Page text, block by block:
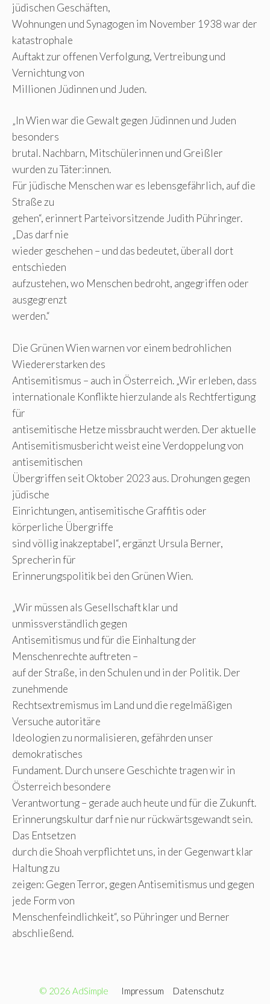
jüdischen Geschäften,
Wohnungen und Synagogen im November 1938 war der
katastrophale
Auftakt zur offenen Verfolgung, Vertreibung und
Vernichtung von
Millionen Jüdinnen und Juden.
„In Wien war die Gewalt gegen Jüdinnen und Juden
besonders
brutal. Nachbarn, Mitschülerinnen und Greißler
wurden zu Täter:innen.
Für jüdische Menschen war es lebensgefährlich, auf die
Straße zu
gehen“, erinnert Parteivorsitzende Judith Pühringer.
„Das darf nie
wieder geschehen – und das bedeutet, überall dort
entschieden
aufzustehen, wo Menschen bedroht, angegriffen oder
ausgegrenzt
werden.“
Die Grünen Wien warnen vor einem bedrohlichen
Wiedererstarken des
Antisemitismus – auch in Österreich. „Wir erleben, dass
internationale Konflikte hierzulande als Rechtfertigung
für
antisemitische Hetze missbraucht werden. Der aktuelle
Antisemitismusbericht weist eine Verdoppelung von
antisemitischen
Übergriffen seit Oktober 2023 aus. Drohungen gegen
jüdische
Einrichtungen, antisemitische Graffitis oder
körperliche Übergriffe
sind völlig inakzeptabel“, ergänzt Ursula Berner,
Sprecherin für
Erinnerungspolitik bei den Grünen Wien.
„Wir müssen als Gesellschaft klar und
unmissverständlich gegen
Antisemitismus und für die Einhaltung der
Menschenrechte auftreten –
auf der Straße, in den Schulen und in der Politik. Der
zunehmende
Rechtsextremismus im Land und die regelmäßigen
Versuche autoritäre
Ideologien zu normalisieren, gefährden unser
demokratisches
Fundament. Durch unsere Geschichte tragen wir in
Österreich besondere
Verantwortung – gerade auch heute und für die Zukunft.
Erinnerungskultur darf nie nur rückwärtsgewandt sein.
Das Entsetzen
durch die Shoah verpflichtet uns, in der Gegenwart klar
Haltung zu
zeigen: Gegen Terror, gegen Antisemitismus und gegen
jede Form von
Menschenfeindlichkeit“, so Pühringer und Berner
abschließend.
© 2026 AdSimple Impressum Datenschutz